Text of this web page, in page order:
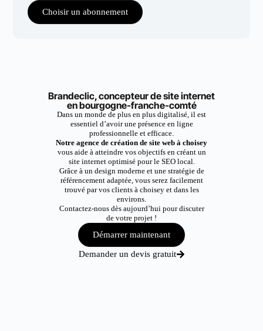
Choisir un abonnement
Brandeclic, concepteur de site internet
en bourgogne-franche-comté
Dans un monde de plus en plus digitalisé, il est
essentiel d’avoir une présence en ligne
professionnelle et efficace.
Notre agence de création de site web à choisey
vous aide à atteindre vos objectifs en créant un
site internet optimisé pour le SEO local.
Grâce à un design moderne et une stratégie de
référencement adaptée, vous serez facilement
trouvé par vos clients à choisey et dans les
environs.
Contactez-nous dès aujourd’hui pour discuter
de votre projet !
Démarrer maintenant
Demander un devis gratuit